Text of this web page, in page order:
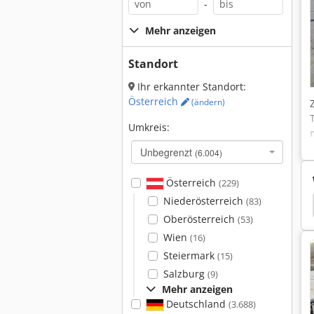
-
Mehr anzeigen
Standort
Ihr erkannter Standort:
Österreich
(ändern)
Umkreis:
Unbegrenzt (6.004)
Österreich (229)
Niederösterreich (83)
Oberösterreich (53)
Wien (16)
Steiermark (15)
Salzburg (9)
Mehr anzeigen
Deutschland (3.688)
Schutzgasschweissgeraet